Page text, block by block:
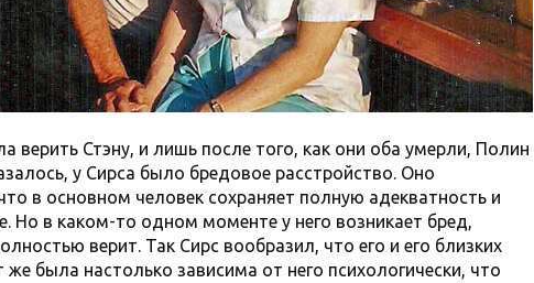
верить Стэну, и лишь после того, как они оба умерли, Полин
у Сирса было бредовое расстройство. Оно
в основном человек сохраняет полную адекватность и
Но в каком-то одном моменте у него возникает бред,
верит. Так Сирс вообразил, что его и его близких
же была настолько зависима от него психологически, что